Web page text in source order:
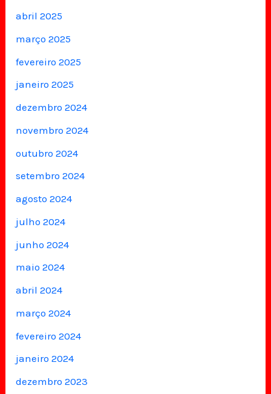
abril 2025
março 2025
fevereiro 2025
janeiro 2025
dezembro 2024
novembro 2024
outubro 2024
setembro 2024
agosto 2024
julho 2024
junho 2024
maio 2024
abril 2024
março 2024
fevereiro 2024
janeiro 2024
dezembro 2023